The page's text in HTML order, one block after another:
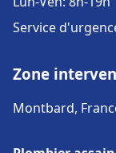
Service
Zone
Montbard,